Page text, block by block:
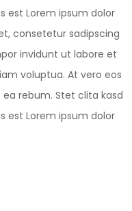
est Lorem ipsum dolor
consetetur sadipscing
invidunt ut labore et
voluptua. At vero eos
rebum. Stet clita kasd
est Lorem ipsum dolor